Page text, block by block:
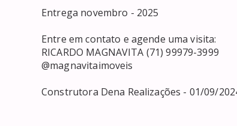
Entrega novembro - 2025
Entre em contato e agende uma visita:
RICARDO MAGNAVITA (71) 99979-3999
@magnavitaimoveis
Construtora Dena Realizações - 01/09/